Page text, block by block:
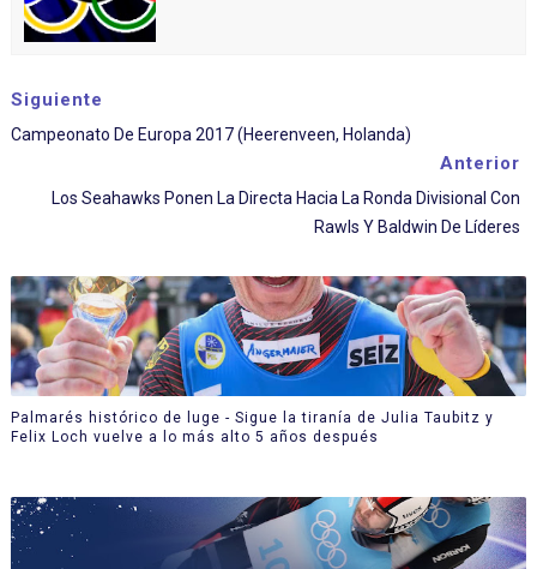
Siguiente
Campeonato De Europa 2017 (Heerenveen, Holanda)
Anterior
Los Seahawks Ponen La Directa Hacia La Ronda Divisional Con
Rawls Y Baldwin De Líderes
Palmarés histórico de luge - Sigue la tiranía de Julia Taubitz y
Felix Loch vuelve a lo más alto 5 años después